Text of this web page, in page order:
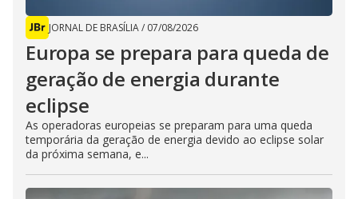
JORNAL DE BRASÍLIA/ 07/08/2026
Europa se prepara para queda de
geração de energia durante
eclipse
As operadoras europeias se preparam para uma queda
temporária da geração de energia devido ao eclipse solar
da próxima semana, e...